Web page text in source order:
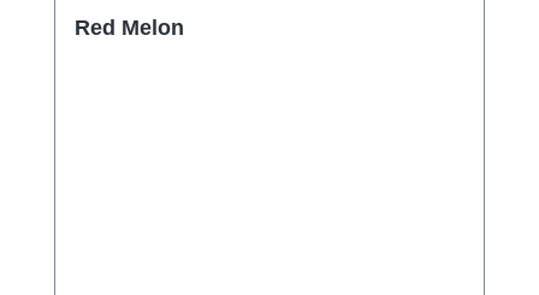
Red Melon